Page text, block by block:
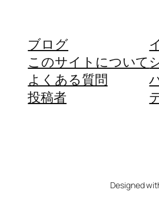
ブログ
このサイトについて
よくある質問
投稿者
Designed